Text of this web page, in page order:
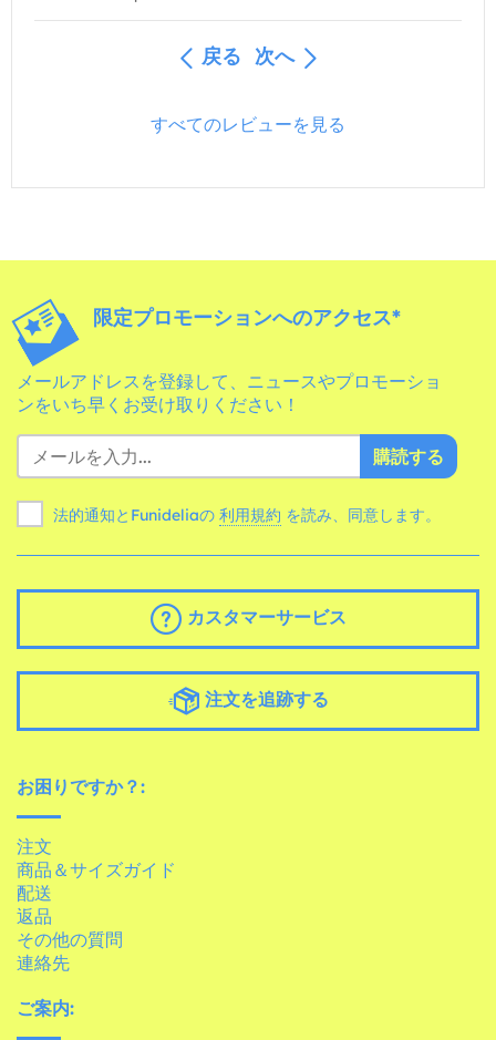
戻る 次へ
すべてのレビューを見る
限定プロモーションへのアクセス*
メールアドレスを登録して、ニュースやプロモーショ
ンをいち早くお受け取りください！
購読する
法的通知とFunideliaの 利用規約 を読み、同意します。
カスタマーサービス
注文を追跡する
お困りですか？:
注文
商品＆サイズガイド
配送
返品
その他の質問
連絡先
ご案内: